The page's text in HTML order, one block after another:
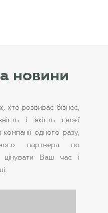
новини
хто розвиває бізнес,
і якість своєї
одного разу,
партнера по
цінувати Ваш час і